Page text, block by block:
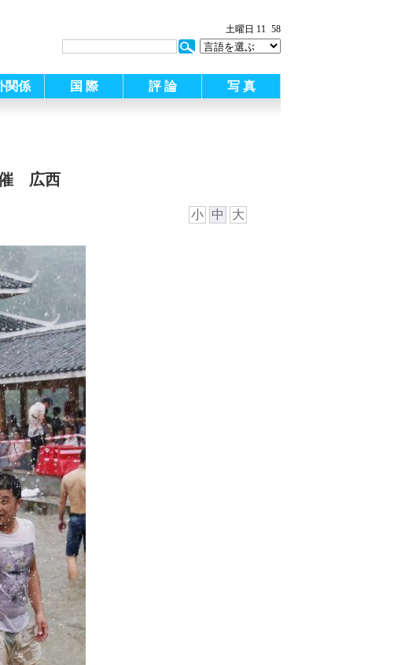
土曜日 11 58
関係 国 際 評 論 写 真
催 広西
小 中 大